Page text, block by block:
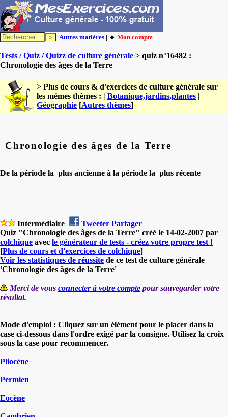
Autres matières | 🔸 Mon compte
Tests / Quiz / Quizz de culture générale > quiz n°16482 :
Chronologie des âges de la Terre
> Plus de cours & d'exercices de culture générale sur
les mêmes thèmes : | Botanique,jardins,plantes |
Géographie [Autres thèmes]
Chronologie des âges de la Terre
De la période la plus ancienne à la période la plus récente
Intermédiaire Tweeter Partager
Quiz "Chronologie des âges de la Terre" créé le 14-02-2007 par
colchique avec le générateur de tests - créez votre propre test !
[Plus de cours et d'exercices de colchique]
Voir les statistiques de réussite de ce test de culture générale
'Chronologie des âges de la Terre'
Merci de vous connecter à votre compte pour sauvegarder votre
résultat.
Mode d'emploi : Cliquez sur un élément pour le placer dans la
case ci-dessous dans l'ordre exigé par la consigne. Utilisez la croix
sous la case pour recommencer.
Pliocène
Permien
Eocène